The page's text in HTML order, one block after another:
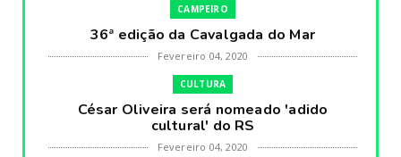
CAMPEIRO
36ª edição da Cavalgada do Mar
Fevereiro 04, 2020
CULTURA
César Oliveira será nomeado 'adido
cultural' do RS
Fevereiro 04, 2020